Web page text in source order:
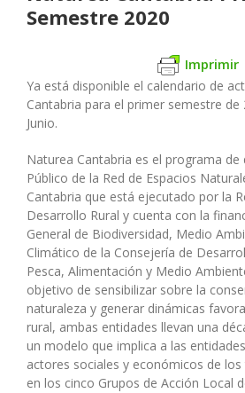
Semestre 2020
Imprimir
Ya está disponible el calendario de
Cantabria para el primer semestre de
Junio.
Naturea Cantabria es el programa de
Público de la Red de Espacios
Cantabria que está ejecutado por la
Desarrollo Rural y cuenta con la
General de Biodiversidad, Medio
Climático de la Consejería de
Pesca, Alimentación y Medio
objetivo de sensibilizar sobre la
naturaleza y generar dinámicas
rural, ambas entidades llevan una
un modelo que implica a las
actores sociales y económicos de
en los cinco Grupos de Acción Local